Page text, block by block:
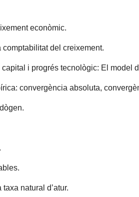
econòmic.
del creixement.
i progrés tecnològic: El model
convergència absoluta,
natural d’atur.